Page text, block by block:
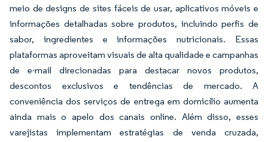
meio de designs de sites fáceis de usar, aplicativos móveis e
informações detalhadas sobre produtos, incluindo perfis de
sabor, ingredientes e informações nutricionais. Essas
plataformas aproveitam visuais de alta qualidade e campanhas
de e-mail direcionadas para destacar novos produtos,
descontos exclusivos e tendências de mercado. A
conveniência dos serviços de entrega em domicílio aumenta
ainda mais o apelo dos canais online. Além disso, esses
varejistas implementam estratégias de venda cruzada,